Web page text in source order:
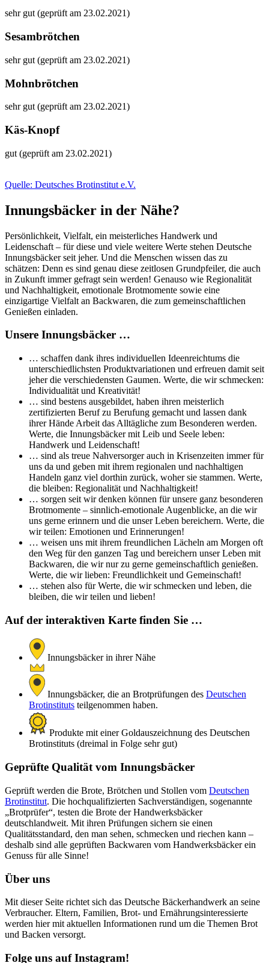
sehr gut (geprüft am 23.02.2021)
Sesambrötchen
sehr gut (geprüft am 23.02.2021)
Mohnbrötchen
sehr gut (geprüft am 23.02.2021)
Käs-Knopf
gut (geprüft am 23.02.2021)
Quelle: Deutsches Brotinstitut e.V.
Innungsbäcker in der Nähe?
Persönlichkeit, Vielfalt, ein meisterliches Handwerk und
Leidenschaft – für diese und viele weitere Werte stehen Deutsche
Innungsbäcker seit jeher. Und die Menschen wissen das zu
schätzen: Denn es sind genau diese zeitlosen Grundpfeiler, die auch
in Zukunft immer gefragt sein werden! Genauso wie Regionalität
und Nachhaltigkeit, emotionale Brotmomente sowie eine
einzigartige Vielfalt an Backwaren, die zum gemeinschaftlichen
Genießen einladen.
Unsere Innungsbäcker …
… schaffen dank ihres individuellen Ideenreichtums die
unterschiedlichsten Produktvariationen und erfreuen damit seit
jeher die verschiedensten Gaumen. Werte, die wir schmecken:
Individualität und Kreativität!
… sind bestens ausgebildet, haben ihren meisterlich
zertifizierten Beruf zu Berufung gemacht und lassen dank
ihrer Hände Arbeit das Alltägliche zum Besonderen werden.
Werte, die Innungsbäcker mit Leib und Seele leben:
Handwerk und Leidenschaft!
… sind als treue Nahversorger auch in Krisenzeiten immer für
uns da und geben mit ihrem regionalen und nachhaltigen
Handeln ganz viel dorthin zurück, woher sie stammen. Werte,
die bleiben: Regionalität und Nachhaltigkeit!
… sorgen seit wir denken können für unsere ganz besonderen
Brotmomente – sinnlich-emotionale Augenblicke, an die wir
uns gerne erinnern und die unser Leben bereichern. Werte, die
wir teilen: Emotionen und Erinnerungen!
… weisen uns mit ihrem freundlichen Lächeln am Morgen oft
den Weg für den ganzen Tag und bereichern unser Leben mit
Backwaren, die wir nur zu gerne gemeinschaftlich genießen.
Werte, die wir lieben: Freundlichkeit und Gemeinschaft!
… stehen also für Werte, die wir schmecken und leben, die
bleiben, die wir teilen und lieben!
Auf der interaktiven Karte finden Sie …
Innungsbäcker in ihrer Nähe
Innungsbäcker, die an Brotprüfungen des Deutschen
Brotinstituts teilgenommen haben.
Produkte mit einer Goldauszeichnung des Deutschen
Brotinstituts (dreimal in Folge sehr gut)
Geprüfte Qualität vom Innungsbäcker
Geprüft werden die Brote, Brötchen und Stollen vom Deutschen
Brotinstitut. Die hochqualifizierten Sachverständigen, sogenannte
„Brotprüfer“, testen die Brote der Handwerksbäcker
deutschlandweit. Mit ihren Prüfungen sichern sie einen
Qualitätsstandard, den man sehen, schmecken und riechen kann –
deshalb sind alle geprüften Backwaren vom Handwerksbäcker ein
Genuss für alle Sinne!
Über uns
Mit dieser Seite richtet sich das Deutsche Bäckerhandwerk an seine
Verbraucher. Eltern, Familien, Brot- und Ernährungsinteressierte
werden hier mit aktuellen Informationen rund um die Themen Brot
und Backen versorgt.
Folge uns auf Instagram!